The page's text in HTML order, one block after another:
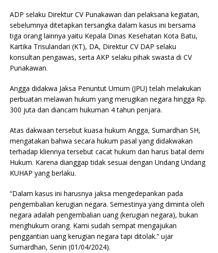
ADP selaku Direktur CV Punakawan dan pelaksana kegiatan,
sebelumnya ditetapkan tersangka dalam kasus ini bersama
tiga orang lainnya yaitu Kepala Dinas Kesehatan Kota Batu,
Kartika Trisulandari (KT), DA, Direktur CV DAP selaku
konsultan pengawas, serta AKP selaku pihak swasta di CV
Punakawan.
Angga didakwa Jaksa Penuntut Umum (JPU) telah melakukan
perbuatan melawan hukum yang merugikan negara hingga Rp.
300 juta dan diancam hukuman 4 tahun penjara.
Atas dakwaan tersebut kuasa hukum Angga, Sumardhan SH,
mengatakan bahwa secara hukum pasal yang didakwakan
terhadap kliennya tersebut cacat hukum dan harus batal demi
Hukum. Karena dianggap tidak sesuai dengan Undang Undang
KUHAP yang berlaku.
“Dalam kasus ini harusnya jaksa mengedepankan pada
pengembalian kerugian negara. Semestinya yang diminta oleh
negara adalah pengembalian uang (kerugian negara), bukan
menghukum orang. Kami sudah sempat mengajukan
penggantian uang kerugian negara tapi ditolak.” ujar
Sumardhan, Senin (01/04/2024).